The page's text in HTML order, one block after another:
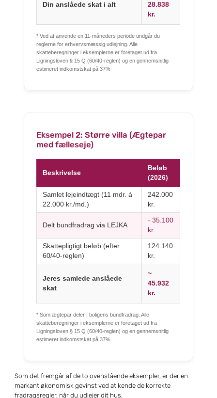
Din anslåede skat i alt
28.838
kr.
* Ved at anvende en 11-måneders periode undgår du
reglerne for erhvervsmæssig udlejning. Alle
skatteberegninger i eksemplerne er foretaget ud fra
Ligningsloven § 15 Q (60/40-reglen) og en gennemsnitlig
estimeret indkomstskat på 37%
Eksempel 2: Større villa (Ægtepar
med fælleseje)
Beskrivelse
Beløb
(2026)
Samlet lejeindtægt (11 mdr. á
22.000 kr./md.)
242.000
kr.
Delt bundfradrag via LEJKA
- 35.100
kr.
Skattepligtigt beløb (efter
60/40-reglen)
124.140
kr.
Jeres samlede anslåede
skat
~
45.932
kr.
* Som ægtepar deler I boligens bundfradrag. Alle
skatteberegninger i eksemplerne er foretaget ud fra
Ligningsloven § 15 Q (60/40-reglen) og en gennemsnitlig
estimeret indkomstskat på 37%.
Som det fremgår af de to ovenstående eksempler, er der en
markant økonomisk gevinst ved at kende de korrekte
fradragsregler, når du udlejer dit hus.